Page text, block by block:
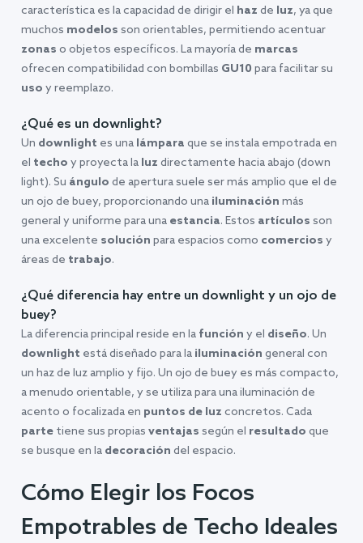
característica es la capacidad de dirigir el haz de luz, ya que
muchos modelos son orientables, permitiendo acentuar
zonas o objetos específicos. La mayoría de marcas
ofrecen compatibilidad con bombillas GU10 para facilitar su
uso y reemplazo.
¿Qué es un downlight?
Un downlight es una lámpara que se instala empotrada en
el techo y proyecta la luz directamente hacia abajo (down
light). Su ángulo de apertura suele ser más amplio que el de
un ojo de buey, proporcionando una iluminación más
general y uniforme para una estancia. Estos artículos son
una excelente solución para espacios como comercios y
áreas de trabajo.
¿Qué diferencia hay entre un downlight y un ojo de
buey?
La diferencia principal reside en la función y el diseño. Un
downlight está diseñado para la iluminación general con
un haz de luz amplio y fijo. Un ojo de buey es más compacto,
a menudo orientable, y se utiliza para una iluminación de
acento o focalizada en puntos de luz concretos. Cada
parte tiene sus propias ventajas según el resultado que
se busque en la decoración del espacio.
Cómo Elegir los Focos
Empotrables de Techo Ideales